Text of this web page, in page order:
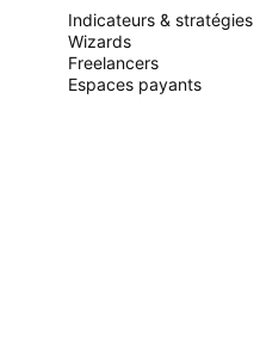
Indicateurs & stratégies
Wizards
Freelancers
Espaces payants